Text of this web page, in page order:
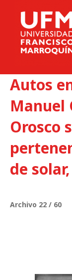
Autos
Manuel
Orosco
de
Archivo 22 / 60